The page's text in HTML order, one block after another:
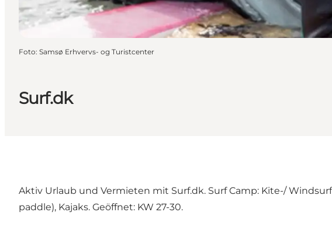
Surf.dk
Foto: Samsø Erhvervs- og Turistcenter
Aktiv Urlaub und Vermieten mit Surf.dk. Surf Camp: Kite-/
paddle), Kajaks. Geöffnet: KW 27-30.